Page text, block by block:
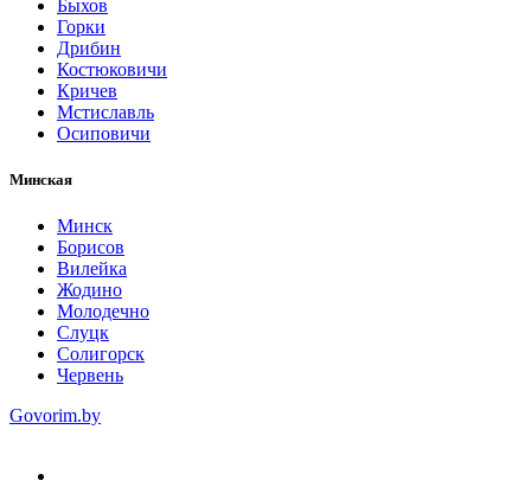
Быхов
Горки
Дрибин
Костюковичи
Кричев
Мстиславль
Осиповичи
Минская
Минск
Борисов
Вилейка
Жодино
Молодечно
Слуцк
Солигорск
Червень
Govorim.by